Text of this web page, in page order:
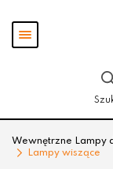
Pokaż
menu
Wewnętrzne Lampy
Lampy wiszące